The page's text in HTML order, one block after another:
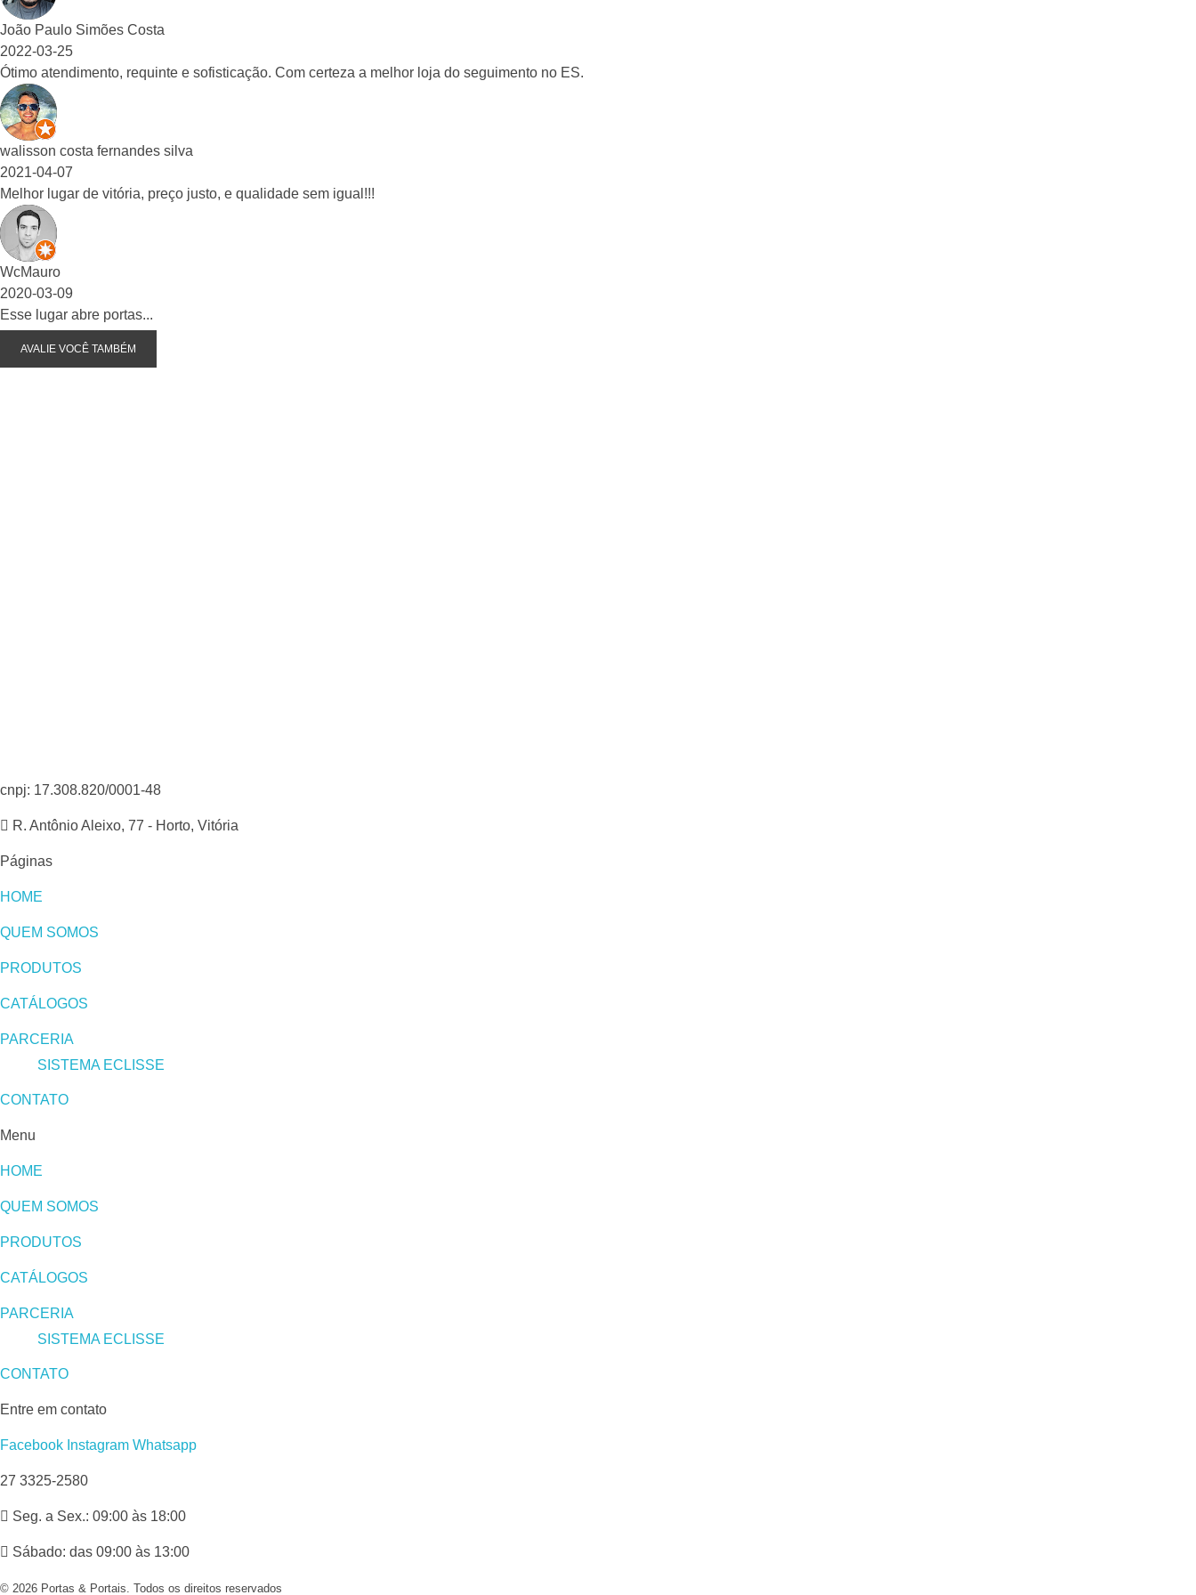
João Paulo Simões Costa
2022-03-25
Ótimo atendimento, requinte e sofisticação. Com certeza a melhor loja do seguimento no ES.
walisson costa fernandes silva
2021-04-07
Melhor lugar de vitória, preço justo, e qualidade sem igual!!!
WcMauro
2020-03-09
Esse lugar abre portas...
AVALIE VOCÊ TAMBÉM
cnpj: 17.308.820/0001-48
R. Antônio Aleixo, 77 - Horto, Vitória
Páginas
HOME
QUEM SOMOS
PRODUTOS
CATÁLOGOS
PARCERIA
SISTEMA ECLISSE
CONTATO
Menu
HOME
QUEM SOMOS
PRODUTOS
CATÁLOGOS
PARCERIA
SISTEMA ECLISSE
CONTATO
Entre em contato
Facebook Instagram Whatsapp
27 3325-2580
Seg. a Sex.: 09:00 às 18:00
Sábado: das 09:00 às 13:00
© 2026 Portas & Portais. Todos os direitos reservados